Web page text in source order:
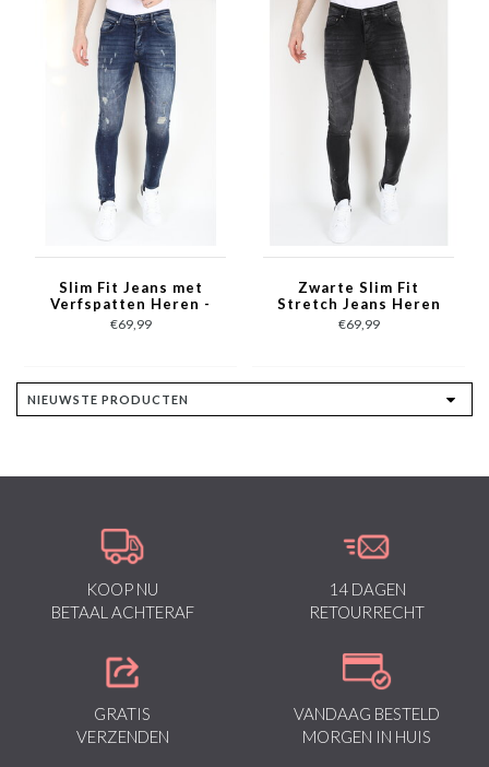
Slim Fit Jeans met
Verfspatten Heren -
MM115- Blauw
€69,99
Zwarte Slim Fit
Stretch Jeans Heren
met Gaten - MM113
€69,99
KOOP NU
BETAAL ACHTERAF
14 DAGEN
RETOURRECHT
GRATIS
VERZENDEN
VANDAAG BESTELD
MORGEN IN HUIS